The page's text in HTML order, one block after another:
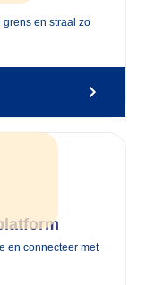
en straal zo
en connecteer met